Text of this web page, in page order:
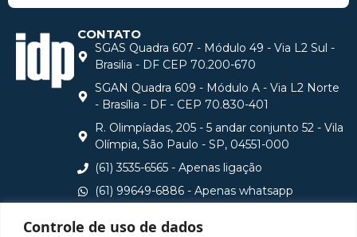
Controle de uso de dados
CONTATO
SGAS Quadra 607 - Módulo 49 - Via L2 Sul -
Brasilia - DF CEP 70.200-670
SGAN Quadra 609 - Módulo A - Via L2 Norte
- Brasília - DF - CEP 70.830-401
R. Olimpíadas, 205 - 5 andar conjunto 52 - Vila
Olímpia, São Paulo - SP, 04551-000
(61) 3535-6565 - Apenas ligação
(61) 99649-6886 - Apenas whatsapp